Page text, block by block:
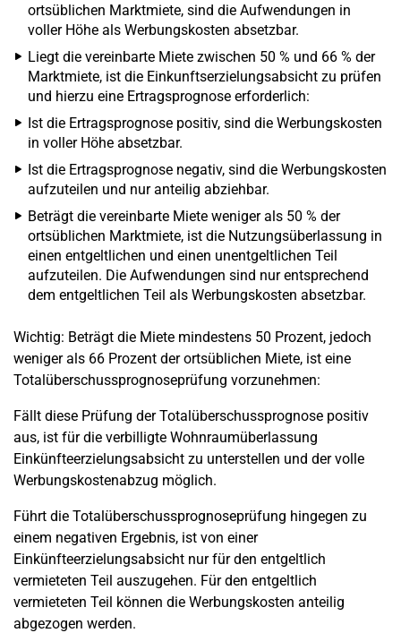
ortsüblichen Marktmiete, sind die Aufwendungen in
voller Höhe als Werbungskosten absetzbar.
Liegt die vereinbarte Miete zwischen 50 % und 66 % der
Marktmiete, ist die Einkunftserzielungsabsicht zu prüfen
und hierzu eine Ertragsprognose erforderlich:
Ist die Ertragsprognose positiv, sind die Werbungskosten
in voller Höhe absetzbar.
Ist die Ertragsprognose negativ, sind die Werbungskosten
aufzuteilen und nur anteilig abziehbar.
Beträgt die vereinbarte Miete weniger als 50 % der
ortsüblichen Marktmiete, ist die Nutzungsüberlassung in
einen entgeltlichen und einen unentgeltlichen Teil
aufzuteilen. Die Aufwendungen sind nur entsprechend
dem entgeltlichen Teil als Werbungskosten absetzbar.
Wichtig: Beträgt die Miete mindestens 50 Prozent, jedoch
weniger als 66 Prozent der ortsüblichen Miete, ist eine
Totalüberschussprognoseprüfung vorzunehmen:
Fällt diese Prüfung der Totalüberschussprognose positiv
aus, ist für die verbilligte Wohnraumüberlassung
Einkünfteerzielungsabsicht zu unterstellen und der volle
Werbungskostenabzug möglich.
Führt die Totalüberschussprognoseprüfung hingegen zu
einem negativen Ergebnis, ist von einer
Einkünfteerzielungsabsicht nur für den entgeltlich
vermieteten Teil auszugehen. Für den entgeltlich
vermieteten Teil können die Werbungskosten anteilig
abgezogen werden.